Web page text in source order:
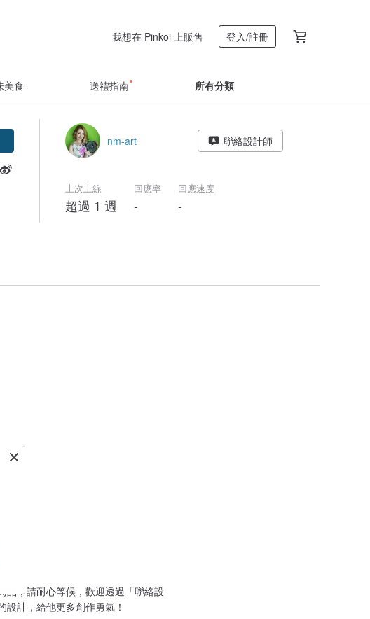
我想在 Pinkoi 上販售 登入/註冊
美食 送禮指南 所有分類
nm-art 聯絡設計師
上次上線
超過 1 週
回應率
-
回應速度
-
品，請耐心等候，歡迎透過「聯絡設
計，給他更多創作勇氣！